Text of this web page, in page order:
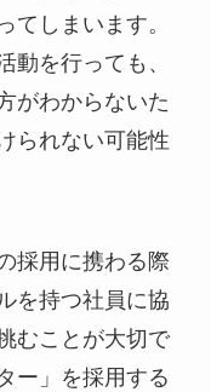
てしまいます。
動を行っても、
がわからないた
られない可能性
採用に携わる際
を持つ社員に協
むことが大切で
ー」を採用する